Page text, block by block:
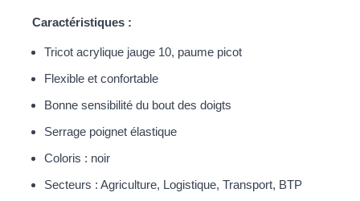
Caractéristiques :
Tricot acrylique jauge 10, paume picot
Flexible et confortable
Bonne sensibilité du bout des doigts
Serrage poignet élastique
Coloris : noir
Secteurs : Agriculture, Logistique, Transport, BTP